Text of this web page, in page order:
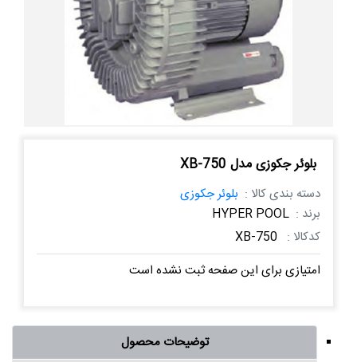
بلوئر جکوزی مدل XB-750
دسته بندی کالا : بلوئر جکوزی
برند : HYPER POOL
کدکالا : XB-750
امتیازی برای این صفحه ثبت نشده است
توضیحات محصول